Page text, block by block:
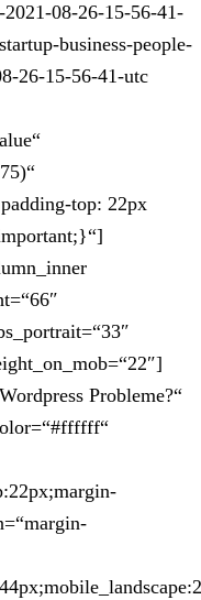
08-26-15-56-41-
business-people-
26-15-56-41-utc
top: 22px
Probleme?“